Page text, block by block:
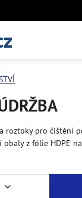
roztoky pro čištění
z fólie HDPE